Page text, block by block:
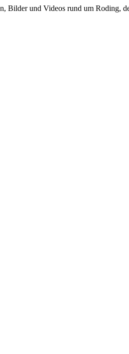
Bilder und Videos rund um Roding,